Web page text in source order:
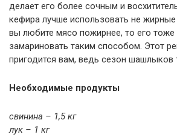
делает его более сочным и
кефира лучше использовать не
вы любите мясо пожирнее, то его
замариновать таким способом. Этот
пригодится вам, ведь сезон шашлыков
Необходимые продукты
свинина – 1,5 кг
лук – 1 кг